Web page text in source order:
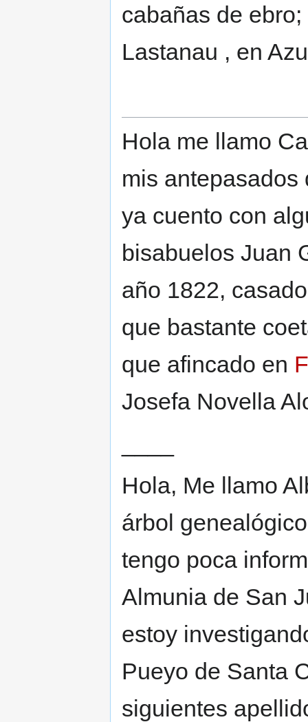
cabañas de
Lastanau , en
Hola me llamo
mis antepasados
ya cuento con
bisabuelos Juan
año 1822,
que bastante
que afincado en
Josefa Novella
Hola, Me llamo
árbol
tengo poca
Almunia de San
estoy
Pueyo de Santa
siguientes